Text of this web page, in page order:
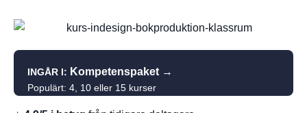
INGÅR I: Kompetenspaket →
Populärt: 4, 10 eller 15 kurser